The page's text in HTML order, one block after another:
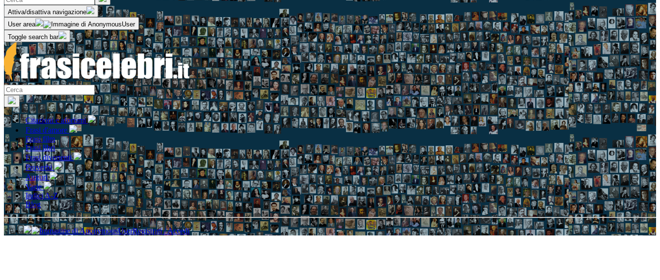
Attiva/disattiva navigazione
User area
Toggle search bar
Citazioni e aforismi
Frasi d'amore
Frasi film
Frasi libri
Frasi divertenti
Proverbi
Auguri
Varie
Indici A-Z
Blog
Registrati / Accedi